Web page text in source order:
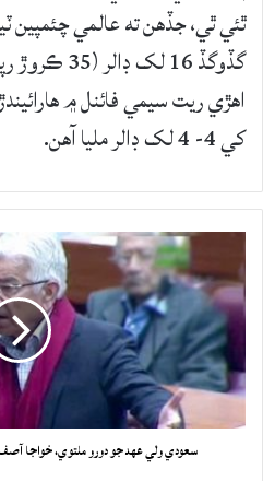
ٿئي ٿي، جڏهن ته عالمي چئمپين
گڏوگڏ 16 لک
اهڙي ريت سيمي فائنل ۾
کي 4- 4 لک ڊالر مليا آهن.
سعودي ولي عهد جو دورو ملتوي، خواجا